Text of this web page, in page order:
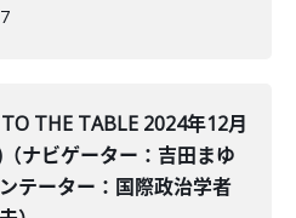
THE TABLE 2024年12月
ナビゲーター：吉田まゆ
テーター：国際政治学者